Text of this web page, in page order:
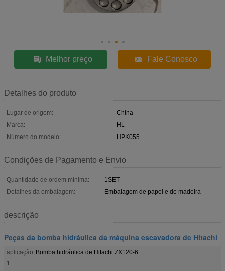
Melhor preço Fale Conosco
Detalhes do produto
Lugar de origem:
China
Marca:
HL
Número do modelo:
HPK055
Condições de Pagamento e Envio
Quantidade de ordem mínima:
1SET
Detalhes da embalagem:
Embalagem de papel e de madeira
descrição
Peças da bomba hidráulica da máquina escavadora de Hitachi
aplicação
1:
Bomba hidráulica de Hitachi ZX120-6